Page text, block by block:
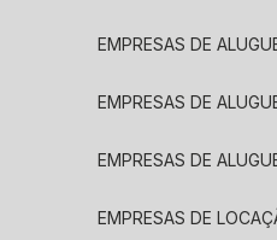
EMPRESAS DE
EMPRESAS DE
EMPRESAS DE
EMPRESAS DE